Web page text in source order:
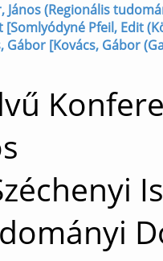
János (Regionális
[Somlyódyné Pfeil, Edit
Gábor [Kovács, Gábor